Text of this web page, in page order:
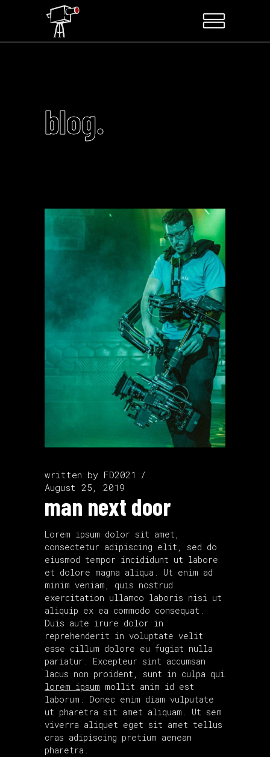
blog.
written by FD2021
August 25, 2019
man next door
Lorem ipsum dolor sit amet,
consectetur adipiscing elit, sed do
eiusmod tempor incididunt ut labore
et dolore magna aliqua. Ut enim ad
minim veniam, quis nostrud
exercitation ullamco laboris nisi ut
aliquip ex ea commodo consequat.
Duis aute irure dolor in
reprehenderit in voluptate velit
esse cillum dolore eu fugiat nulla
pariatur. Excepteur sint accumsan
lacus non proident, sunt in culpa qui
lorem ipsum mollit anim id est
laborum. Donec enim diam vulputate
ut pharetra sit amet aliquam. Ut sem
viverra aliquet eget sit amet tellus
cras adipiscing pretium aenean
pharetra.